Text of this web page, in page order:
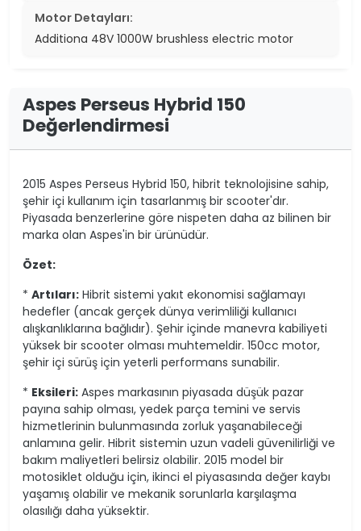
Motor Detayları:
Additiona 48V 1000W brushless electric motor
Aspes Perseus Hybrid 150
Değerlendirmesi
2015 Aspes Perseus Hybrid 150, hibrit teknolojisine sahip,
şehir içi kullanım için tasarlanmış bir scooter'dır.
Piyasada benzerlerine göre nispeten daha az bilinen bir
marka olan Aspes'in bir ürünüdür.
Özet:
* Artıları: Hibrit sistemi yakıt ekonomisi sağlamayı
hedefler (ancak gerçek dünya verimliliği kullanıcı
alışkanlıklarına bağlıdır). Şehir içinde manevra kabiliyeti
yüksek bir scooter olması muhtemeldir. 150cc motor,
şehir içi sürüş için yeterli performans sunabilir.
* Eksileri: Aspes markasının piyasada düşük pazar
payına sahip olması, yedek parça temini ve servis
hizmetlerinin bulunmasında zorluk yaşanabileceği
anlamına gelir. Hibrit sistemin uzun vadeli güvenilirliği ve
bakım maliyetleri belirsiz olabilir. 2015 model bir
motosiklet olduğu için, ikinci el piyasasında değer kaybı
yaşamış olabilir ve mekanik sorunlarla karşılaşma
olasılığı daha yüksektir.